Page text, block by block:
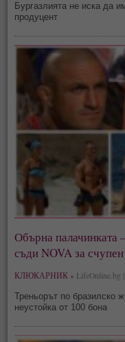
Бургазлията не иска да
продуцент
Обърна палачинката
съди NOVA за
КЛЮКАРНИК » LifeOnline.bg
Треньорът по бразилско
неустойка от 100 бона